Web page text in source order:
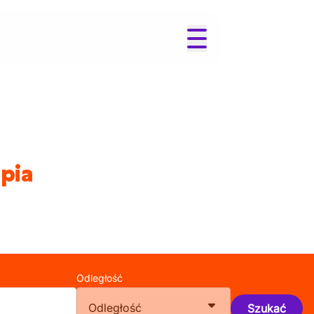
Odległość
Odległość Szukać